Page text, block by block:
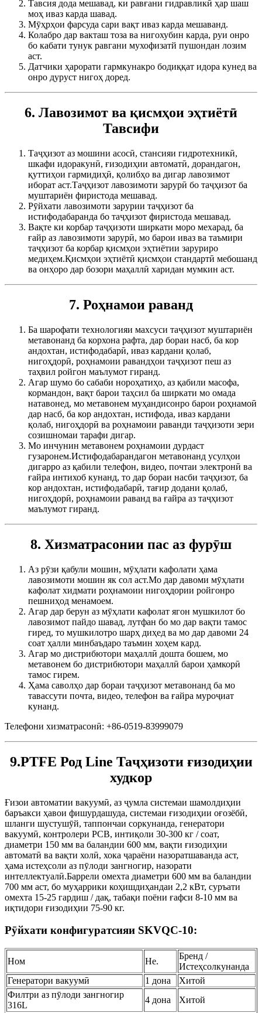
Тавсия дода мешавад, ки равғани гидравликӣ ҳар шаш
моҳ иваз карда шавад.
Мӯҳрҳои фарсуда сари вақт иваз карда мешаванд.
Колабро дар вакташ тоза ва нигохубин карда, руи онро
бо кабати тунук равгани мухофизатй пушондан лозим
аст.
Датчики ҳарорати гармкунакро бодиққат идора кунед ва
онро дуруст нигоҳ доред.
6. Лавозимот ва қисмҳои эҳтиётӣ
Тавсифи
Таҷҳизот аз мошини асосӣ, стансияи гидротехникӣ,
шкафи идоракунӣ, ғизодиҳии автоматӣ, дорандагон,
қуттиҳои гармидиҳӣ, қолибҳо ва дигар лавозимот
иборат аст.Таҷҳизот лавозимоти зарурӣ бо таҷҳизот ба
муштариён фиристода мешавад.
Рӯйхати лавозимоти зарурии таҷҳизот ба
истифодабаранда бо таҷҳизот фиристода мешавад.
Вақте ки корбар таҷҳизоти ширкати моро мехарад, ба
ғайр аз лавозимоти зарурӣ, мо барои иваз ва таъмири
таҷҳизот ба корбар қисмҳои эҳтиётии заруриро
медиҳем.Қисмҳои эҳтиётӣ қисмҳои стандартӣ мебошанд
ва онҳоро дар бозори маҳаллӣ харидан мумкин аст.
7. Роҳнамои раванд
Ба шарофати технологияи махсуси таҷҳизот муштариён
метавонанд ба корхона рафта, дар бораи насб, ба кор
андохтан, истифодабарӣ, иваз кардани қолаб,
нигоҳдорӣ, роҳнамоии равандҳои таҷҳизот пеш аз
таҳвил ройгон маълумот гиранд.
Агар шумо бо сабаби нороҳатиҳо, аз қабили масофа,
кормандон, вақт барои таҳсил ба ширкати мо омада
натавонед, мо метавонем муҳандисонро барои роҳнамоӣ
дар насб, ба кор андохтан, истифода, иваз кардани
қолаб, нигоҳдорӣ ва роҳнамоии раванди таҷҳизоти зери
созишномаи тарафи дигар.
Мо инчунин метавонем роҳнамоии дурдаст
гузаронем.Истифодабарандагон метавонанд усулҳои
дигарро аз қабили телефон, видео, почтаи электронӣ ва
ғайра интихоб кунанд, то дар бораи насби таҷҳизот, ба
кор андохтан, истифодабарӣ, тағир додани қолаб,
нигоҳдорӣ, роҳнамоии раванд ва ғайра аз таҷҳизот
маълумот гиранд.
8. Хизматрасонии пас аз фурӯш
Аз рӯзи қабули мошин, мӯҳлати кафолати ҳама
лавозимоти мошин як сол аст.Мо дар давоми мӯҳлати
кафолат хидмати роҳнамоии нигоҳдории ройгонро
пешниҳод менамоем.
Агар дар берун аз мӯҳлати кафолат ягон мушкилот бо
лавозимот пайдо шавад, лутфан бо мо дар вақти тамос
гиред, то мушкилотро шарҳ диҳед ва мо дар давоми 24
соат ҳалли минбаъдаро таъмин хоҳем кард.
Агар мо дистрибютори маҳаллӣ дошта бошем, мо
метавонем бо дистрибютори маҳаллӣ барои ҳамкорӣ
тамос гирем.
Ҳама саволҳо дар бораи таҷҳизот метавонанд ба мо
тавассути почта, видео, телефон ва ғайра муроҷиат
кунанд.
Телефони хизматрасонӣ: +86-0519-83999079
9.PTFE Род Line Таҷҳизоти ғизодиҳии
худкор
Ғизои автоматии вакуумӣ, аз ҷумла системаи шамолдиҳии
баръакси ҳавои фишурдашуда, системаи ғизодиҳии оғозёбӣ,
шланги шустушӯй, таппончаи соркунанда, генератори
вакуумӣ, контролери PCB, интиқоли 30-300 кг / соат,
диаметри 150 мм ва баландии 600 мм, вақти ғизодиҳии
автоматӣ ва вақти холӣ, хока ҷараёни назоратшаванда аст,
ҳама истеҳсоли аз пӯлоди зангногир, назорати
интеллектуалӣ.Баррели омехта диаметри 600 мм ва баландии
700 мм аст, бо муҳаррики коҳишдиҳандаи 2,2 кВт, суръати
омехта 15-25 гардиш / дақ, табақи поёни ғафси 8-10 мм ва
иқтидори ғизодиҳии 75-90 кг.
Рӯйхати конфигуратсияи SKVQC-10:
Ном Не.
Бренд /
Истеҳсолкунанда
Генератори вакуумӣ
1 дона
Хитой
Филтри аз пӯлоди зангногир
316L
4 дона Хитой